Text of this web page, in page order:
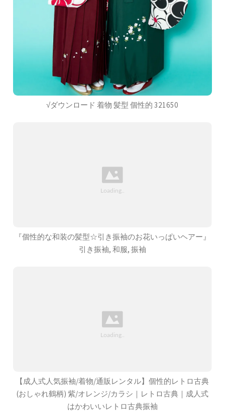
√ダウンロード 着物 髪型 個性的 321650
『個性的な和装の髪型☆引き振袖のお花いっぱいヘアー』
引き振袖, 和服, 振袖
【成人式人気振袖/着物/通販レンタル】個性的レトロ古典
(おしゃれ鶴柄) 紫/オレンジ/カラシ｜レトロ古典｜成人式
はかわいいレトロ古典振袖